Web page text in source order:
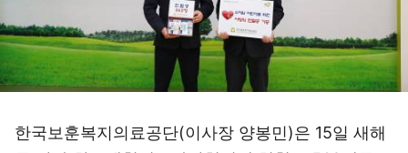
한국보훈복지의료공단(이사장 양봉민)은 15일 새해